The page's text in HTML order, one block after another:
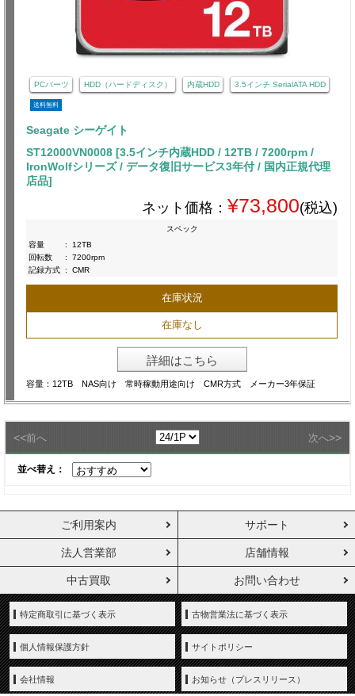
PCパーツ HDD（ハードディスク） 内蔵HDD 3.5インチ SerialATA HDD
送料無料
Seagate シーゲイト
ST12000VN0008 [3.5インチ内蔵HDD / 12TB / 7200rpm /
IronWolfシリーズ / データ復旧サービス3年付 / 国内正規代理
店品]
ネット価格： ¥73,800(税込)
スペック
容量
:
12TB
回転数
:
7200rpm
記録方式 : CMR
在庫状況
在庫なし
詳細はこちら
容量：12TB NAS向け 常時稼動用途向け CMR方式 メーカー3年保証
<<前へ 次へ>>
並べ替え：
ご利用案内 サポート
法人営業部 店舗情報
中古買取 お問い合わせ
特定商取引に基づく表示 古物営業法に基づく表示
個人情報保護方針 サイトポリシー
会社情報 お知らせ（プレスリリース）